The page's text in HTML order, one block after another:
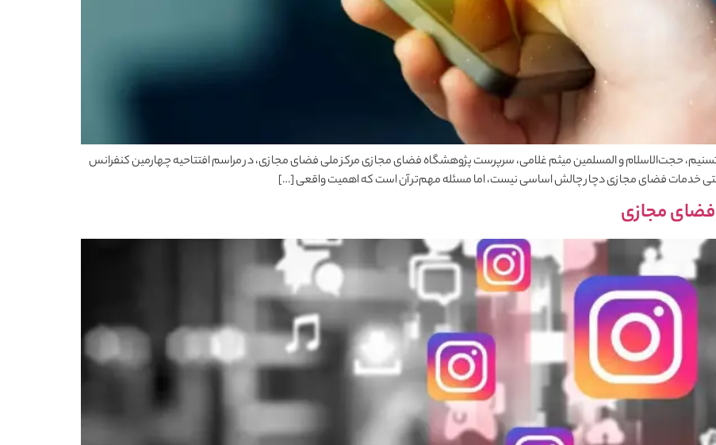
حجت‌الاسلام و المسلمین میثم غلامی، سرپرست پژوهشگاه فضای مجازی مرکز ملی فضای مجازی، در مراسم افتتاحیه چهارمین کنفرانس
خدمات فضای مجازی دچار چالش اساسی نیست، اما مسئله مهم‌تر آن است که اهمیت واقعی […]
فضای مجازی